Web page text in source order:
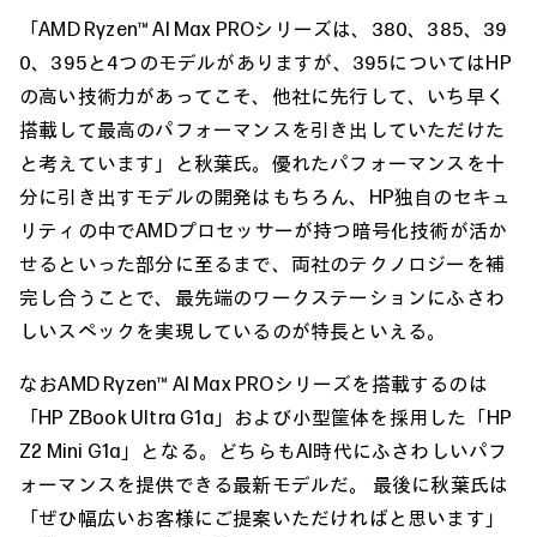
「AMD Ryzen™ AI Max PROシリーズは、380、385、39
0、395と4つのモデルがありますが、395についてはHP
の高い技術力があってこそ、他社に先行して、いち早く
搭載して最高のパフォーマンスを引き出していただけた
と考えています」と秋葉氏。優れたパフォーマンスを十
分に引き出すモデルの開発はもちろん、HP独自のセキュ
リティの中でAMDプロセッサーが持つ暗号化技術が活か
せるといった部分に至るまで、両社のテクノロジーを補
完し合うことで、最先端のワークステーションにふさわ
しいスペックを実現しているのが特長といえる。
なおAMD Ryzen™ AI Max PROシリーズを搭載するのは
「HP ZBook Ultra G1a」および小型筐体を採用した「HP
Z2 Mini G1a」となる。どちらもAI時代にふさわしいパフ
ォーマンスを提供できる最新モデルだ。 最後に秋葉氏は
「ぜひ幅広いお客様にご提案いただければと思います」